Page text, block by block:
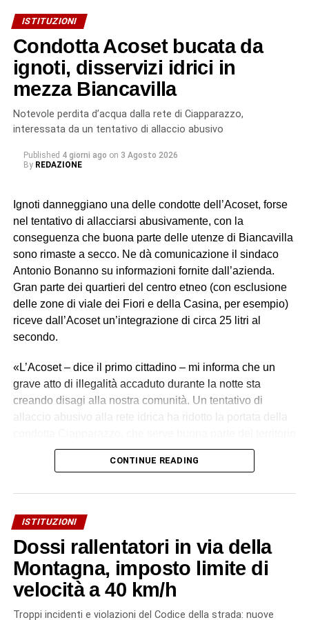
ISTITUZIONI
Condotta Acoset bucata da
ignoti, disservizi idrici in
mezza Biancavilla
Notevole perdita d’acqua dalla rete di Ciapparazzo,
interessata da un tentativo di allaccio abusivo
Published 4 giorni ago on 3 Agosto 2026
By REDAZIONE
Ignoti danneggiano una delle condotte dell’Acoset, forse
nel tentativo di allacciarsi abusivamente, con la
conseguenza che buona parte delle utenze di Biancavilla
sono rimaste a secco. Ne dà comunicazione il sindaco
Antonio Bonanno su informazioni fornite dall’azienda.
Gran parte dei quartieri del centro etneo (con esclusione
delle zone di viale dei Fiori e della Casina, per esempio)
riceve dall’Acoset un’integrazione di circa 25 litri al
secondo.
«L’Acoset – dice il primo cittadino – mi informa che un
grave atto di illegalità accaduto durante la notte sta
creando disagi alla nostra comunità. Un tentativo di
allaccio abusivo alla rete idrica ha ridotto la portata della
di Biancavilla».
stimata in oltre 30 litri al secondo. «Un primo intervento
con collare di riparazione non è stato sufficiente – si legge
in una nota dell’azienda – a contenere la perdita. I nostri
tecnici hanno quindi valutato che l’unica soluzione
realmente risolutiva è la sostituzione integrale del tratto
danneggiato: un intervento più impegnativo, ma
necessario per garantire un ripristino sicuro e duraturo
dell’infrastruttura, evitando il rischio di nuovi cedimenti a
CONTINUE READING
ISTITUZIONI
Dossi rallentatori in via della
Montagna, imposto limite di
velocità a 40 km/h
Troppi incidenti e violazioni del Codice della strada: nuove